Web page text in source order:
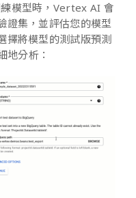
模型時，Vertex AI 會
證集，並評估您的模型
擇將模型的測試版預測
地分析：